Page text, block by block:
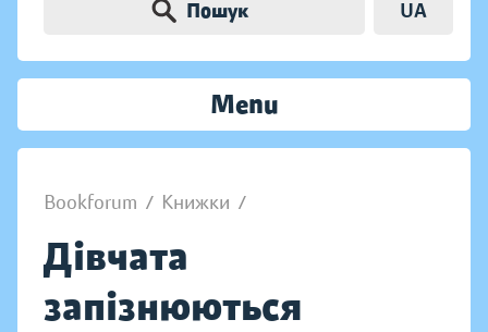
Пошук UA
Menu
Bookforum / Книжки /
Дівчата
запізнюються